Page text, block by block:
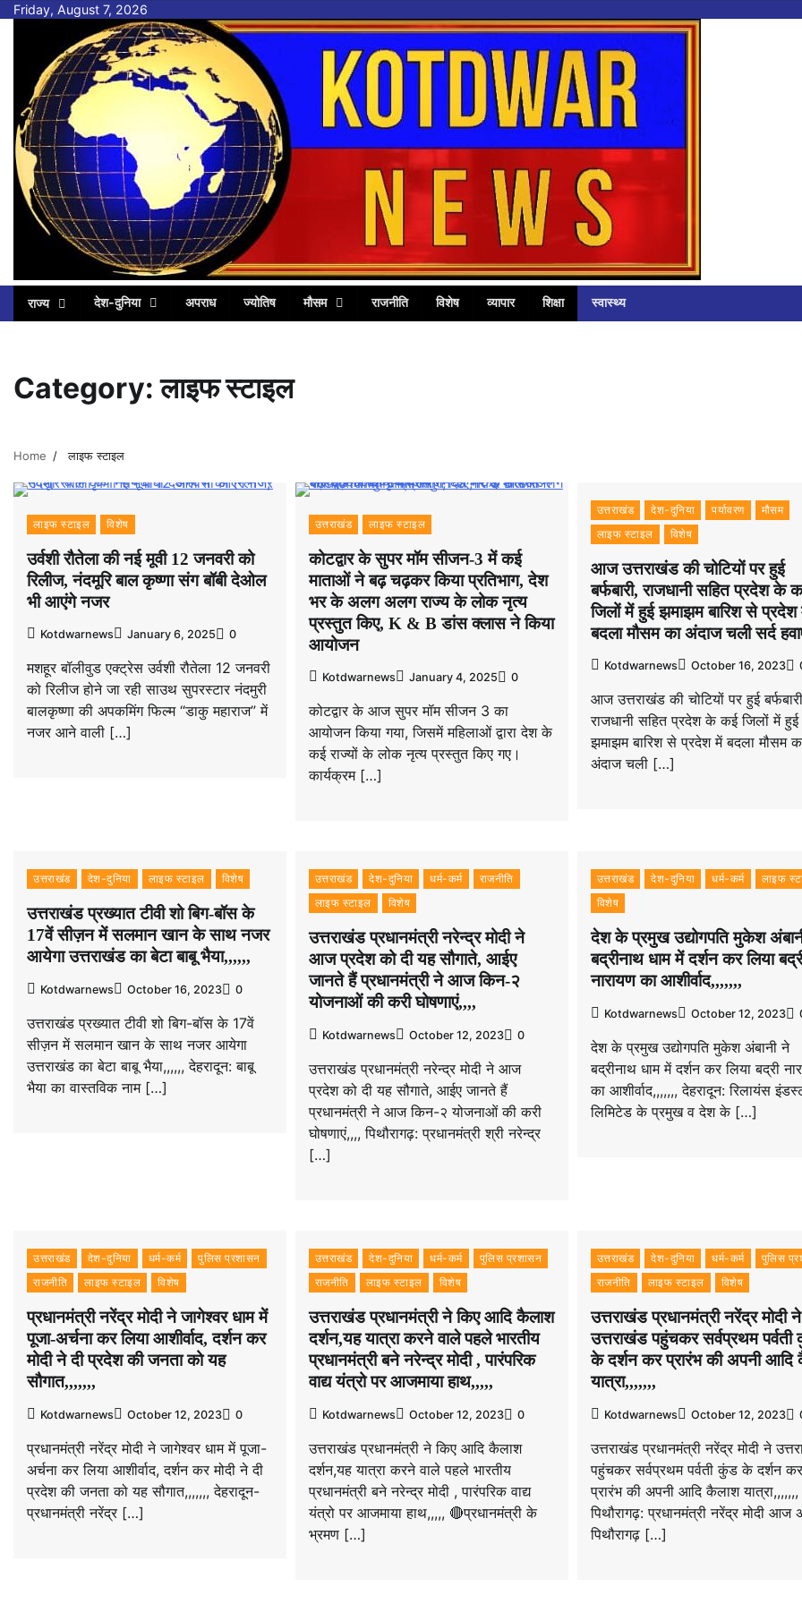
SkipFriday, August 7, 2026
राज्य देश-दुनिया अपराध ज्योतिष मौसम राजनीति विशेष व्यापार शिक्षा स्वास्थ्य
Category:लाइफ स्टाइल
Home लाइफ स्टाइल
लाइफ स्टाइल विशेष
उर्वशी रौतेला की नई मूवी 12 जनवरी को
रिलीज, नंदमूरि बाल कृष्णा संग बॉबी देओल
भी आएंगे नजर
Kotdwarnews January 6, 2025 0
मशहूर बॉलीवुड एक्ट्रेस उर्वशी रौतेला 12 जनवरी
को रिलीज होने जा रही साउथ सुपरस्टार नंदमुरी
बालकृष्णा की अपकमिंग फिल्म “डाकु महाराज” में
नजर आने वाली […]
उत्तराखंड लाइफ स्टाइल
कोटद्वार के सुपर मॉम सीजन-3 में कई
माताओं ने बढ़ चढ़कर किया प्रतिभाग, देश
भर के अलग अलग राज्य के लोक नृत्य
प्रस्तुत किए, K & B डांस क्लास ने किया
आयोजन
Kotdwarnews January 4, 2025 0
कोटद्वार के आज सुपर मॉम सीजन 3 का
आयोजन किया गया, जिसमें महिलाओं द्वारा देश के
कई राज्यों के लोक नृत्य प्रस्तुत किए गए।
कार्यक्रम […]
उत्तराखंड देश-दुनिया पर्यावरण
मौसम
लाइफ स्टाइल
विशेष
आज उत्तराखंड की चोटियों पर हुई
बर्फबारी, राजधानी सहित प्रदेश के
जिलों में हुई झमाझम बारिश से प्रदेश
बदला मौसम का अंदाज चली सर्द
Kotdwarnews October 16, 2023
आज उत्तराखंड की चोटियों पर हुई
राजधानी सहित प्रदेश के कई जिलों में हुई
झमाझम बारिश से प्रदेश में बदला मौसम
अंदाज चली […]
उत्तराखंड देश-दुनिया लाइफ स्टाइल विशेष
उत्तराखंड प्रख्यात टीवी शो बिग-बॉस के
17वें सीज़न में सलमान खान के साथ नजर
आयेगा उत्तराखंड का बेटा बाबू भैया,,,,,,
Kotdwarnews October 16, 2023 0
उत्तराखंड प्रख्यात टीवी शो बिग-बॉस के 17वें
सीज़न में सलमान खान के साथ नजर आयेगा
उत्तराखंड का बेटा बाबू भैया,,,,,, देहरादून: बाबू
भैया का वास्तविक नाम […]
उत्तराखंड देश-दुनिया धर्म-कर्म
राजनीति
लाइफ स्टाइल
विशेष
उत्तराखंड प्रधानमंत्री नरेन्द्र मोदी ने
आज प्रदेश को दी यह सौगाते, आईए
जानते हैं प्रधानमंत्री ने आज किन-२
योजनाओं की करी घोषणाएं,,,,
Kotdwarnews October 12, 2023 0
उत्तराखंड प्रधानमंत्री नरेन्द्र मोदी ने आज
प्रदेश को दी यह सौगाते, आईए जानते हैं
प्रधानमंत्री ने आज किन-२ योजनाओं की करी
घोषणाएं,,,, पिथौरागढ़: प्रधानमंत्री श्री नरेन्द्र
[…]
उत्तराखंड देश-दुनिया धर्म-कर्म
लाइफ
विशेष
देश के प्रमुख उद्योगपति मुकेश
बद्रीनाथ धाम में दर्शन कर लिया
नारायण का आशीर्वाद,,,,,,,
Kotdwarnews October 12, 2023
देश के प्रमुख उद्योगपति मुकेश अंबानी ने
बद्रीनाथ धाम में दर्शन कर लिया बद्री
का आशीर्वाद,,,,,,, देहरादून: रिलायंस
लिमिटेड के प्रमुख व देश के […]
उत्तराखंड देश-दुनिया धर्म-कर्म
पुलिस प्रशासन
राजनीति
लाइफ स्टाइल विशेष
प्रधानमंत्री नरेंद्र मोदी ने जागेश्वर धाम में
पूजा-अर्चना कर लिया आशीर्वाद, दर्शन कर
मोदी ने दी प्रदेश की जनता को यह
सौगात,,,,,,,
Kotdwarnews October 12, 2023 0
प्रधानमंत्री नरेंद्र मोदी ने जागेश्वर धाम में पूजा-
अर्चना कर लिया आशीर्वाद, दर्शन कर मोदी ने दी
प्रदेश की जनता को यह सौगात,,,,,,, देहरादून-
प्रधानमंत्री नरेंद्र […]
उत्तराखंड देश-दुनिया धर्म-कर्म
पुलिस प्रशासन
राजनीति
लाइफ स्टाइल विशेष
उत्तराखंड प्रधानमंत्री ने किए आदि कैलाश
दर्शन,यह यात्रा करने वाले पहले भारतीय
प्रधानमंत्री बने नरेन्द्र मोदी , पारंपरिक
वाद्य यंत्रो पर आजमाया हाथ,,,,,
Kotdwarnews October 12, 2023 0
उत्तराखंड प्रधानमंत्री ने किए आदि कैलाश
दर्शन,यह यात्रा करने वाले पहले भारतीय
प्रधानमंत्री बने नरेन्द्र मोदी , पारंपरिक वाद्य
यंत्रो पर आजमाया हाथ,,,,, 🔴प्रधानमंत्री के
भ्रमण […]
उत्तराखंड देश-दुनिया धर्म-कर्म
पुलिस
राजनीति
लाइफ स्टाइल विशेष
उत्तराखंड प्रधानमंत्री नरेंद्र मोदी ने
उत्तराखंड पहुंचकर सर्वप्रथम
के दर्शन कर प्रारंभ की अपनी आदि
यात्रा,,,,,,,
Kotdwarnews October 12, 2023
उत्तराखंड प्रधानमंत्री नरेंद्र मोदी ने
पहुंचकर सर्वप्रथम पर्वती कुंड के दर्शन कर
प्रारंभ की अपनी आदि कैलाश यात्रा,,,,,,,
पिथौरागढ़: प्रधानमंत्री नरेंद्र मोदी आज
पिथौरागढ़ […]